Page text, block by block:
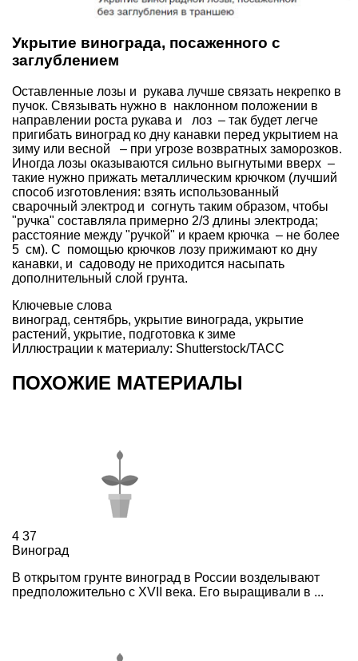
Укрытие винограда, посаженного с
заглублением
Оставленные лозы и рукава лучше связать некрепко в
пучок. Связывать нужно в наклонном положении в
направлении роста рукава и лоз – так будет легче
пригибать виноград ко дну канавки перед укрытием на
зиму или весной – при угрозе возвратных заморозков.
Иногда лозы оказываются сильно выгнутыми вверх –
такие нужно прижать металлическим крючком (лучший
способ изготовления: взять использованный
сварочный электрод и согнуть таким образом, чтобы
"ручка" составляла примерно 2/3 длины электрода;
расстояние между "ручкой" и краем крючка – не более
5 см). С помощью крючков лозу прижимают ко дну
канавки, и садоводу не приходится насыпать
дополнительный слой грунта.
Ключевые слова
виноград, сентябрь, укрытие винограда, укрытие
растений, укрытие, подготовка к зиме
Иллюстрации к материалу: Shutterstock/ТАСС
ПОХОЖИЕ МАТЕРИАЛЫ
4 37
Виноград
В открытом грунте виноград в России возделывают
предположительно с XVII века. Его выращивали в ...